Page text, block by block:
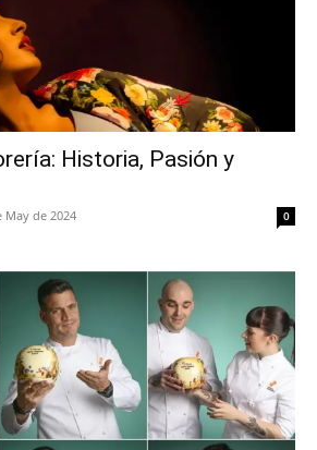
Historia, Pasión y
May de 2024 0